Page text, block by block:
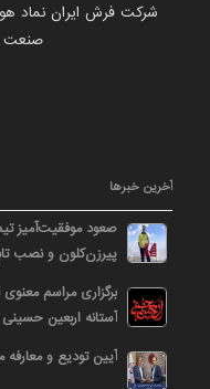
شرکت فرش ایران نماد
صنعت
آخرین خبرها
صعود موفقیت‌آمیز
پیرزن‌کلون و نصب
برگزاری مراسم
آستانه اربعین حسینی
آیین تودیع و